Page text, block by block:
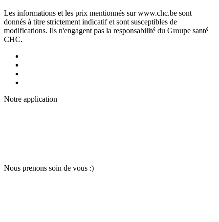
Les informations et les prix mentionnés sur www.chc.be sont
donnés à titre strictement indicatif et sont susceptibles de
modifications. Ils n'engagent pas la responsabilité du Groupe santé
CHC.
Notre application
Nous prenons soin de vous :)